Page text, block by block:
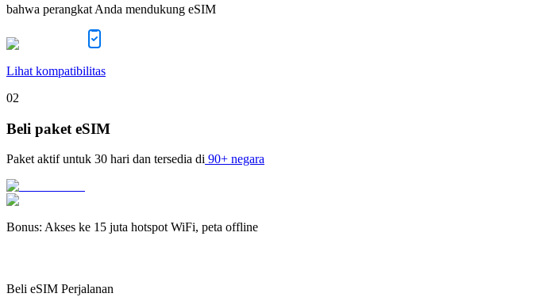
bahwa perangkat Anda mendukung eSIM
Lihat kompatibilitas
02
Beli paket eSIM
Paket aktif untuk 30 hari dan tersedia di 90+ negara
Bonus: Akses ke 15 juta hotspot WiFi, peta offline
Beli eSIM Perjalanan